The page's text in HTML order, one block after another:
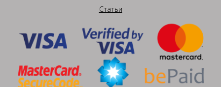
Статьи